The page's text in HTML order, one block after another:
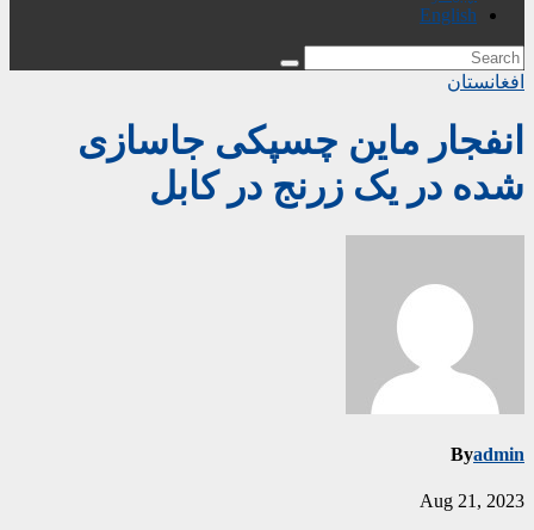
English
افغانستان
انفجار ماین چسپکی جاسازی
شده در یک زرنج در کابل
Byadmin
Aug 21, 2023